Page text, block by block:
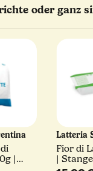
oder ganz
|
Latteria
Fior di
|